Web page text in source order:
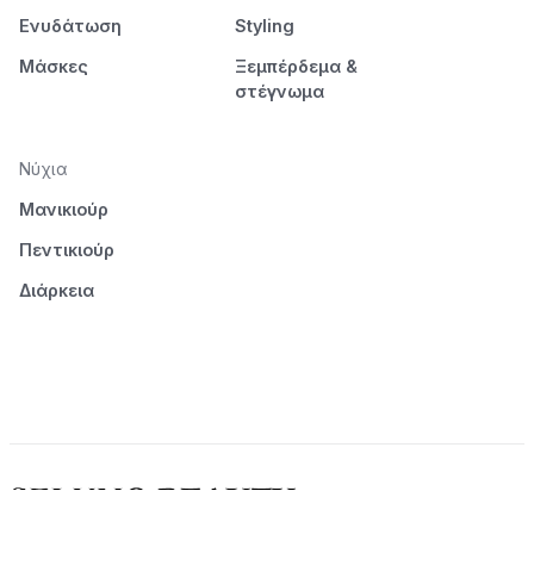
Ενυδάτωση
Μάσκες
Styling
Ξεμπέρδεμα &
στέγνωμα
Νύχια
Μανικιούρ
Πεντικιούρ
Διάρκεια